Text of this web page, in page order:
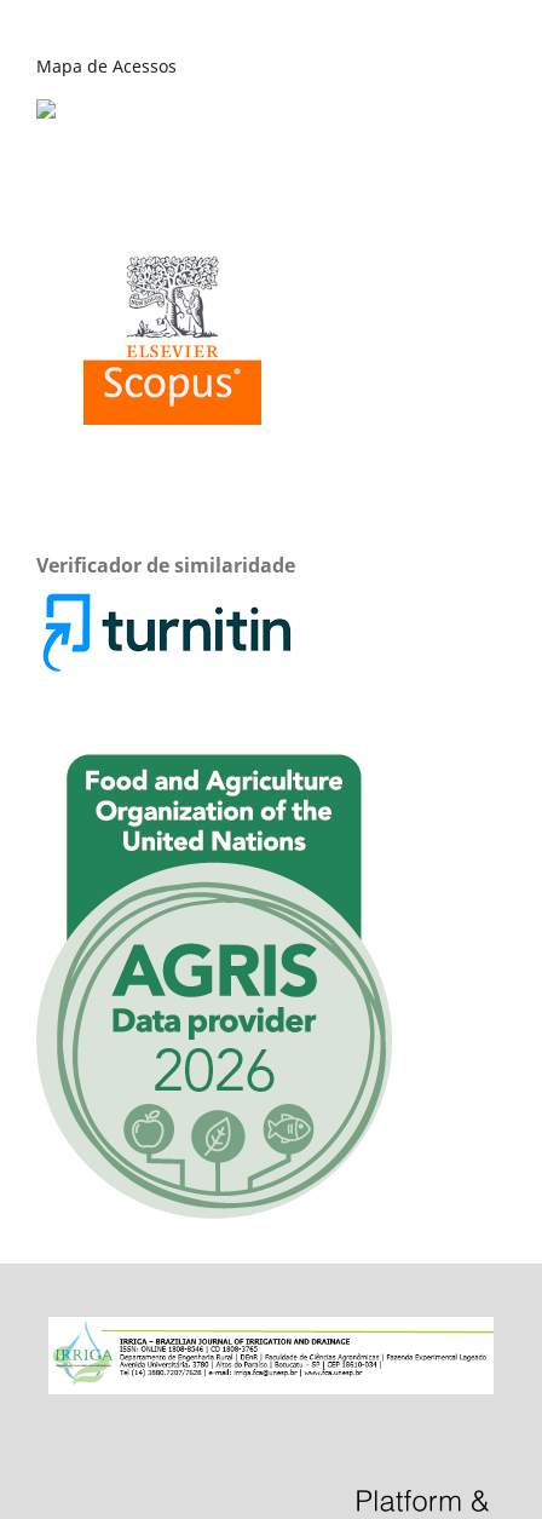
Mapa de Acessos
Verificador de similaridade